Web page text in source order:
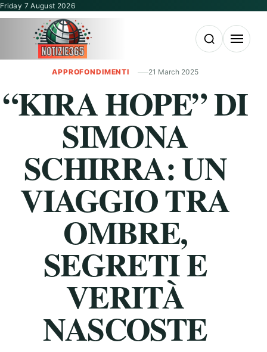
Vai al contenuto
Friday 7 August 2026
Apri la ricerca
Apri il
APPROFONDIMENTI 21 March 2025
“KIRA HOPE” DI
SIMONA
SCHIRRA: UN
VIAGGIO TRA
OMBRE,
SEGRETI E
VERITÀ
NASCOSTE